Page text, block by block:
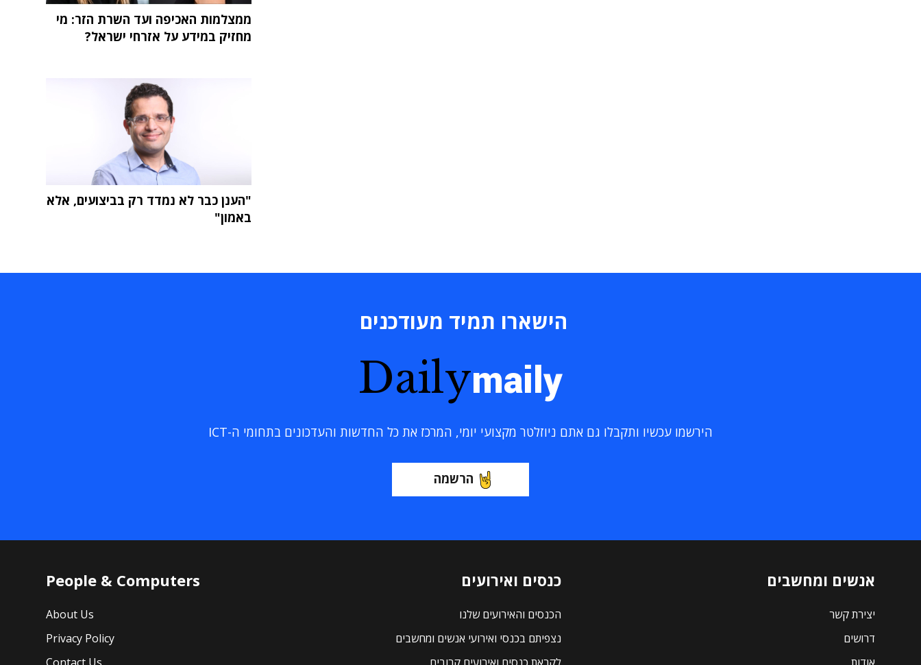
ממצלמות האכיפה ועד השרת הזר: מי
מחזיק במידע על אזרחי ישראל?
"הענן כבר לא נמדד רק בביצועים, אלא
באמון"
הישארו תמיד מעודכנים
Dailymaily
הירשמו עכשיו ותקבלו גם אתם ניוזלטר מקצועי יומי, המרכז את כל החדשות והעדכונים בתחומי ה-ICT
הרשמה
אנשים ומחשבים
יצירת קשר
דרושים
כנסים ואירועים
הכנסים והאירועים שלנו
נצפיתם בכנסי ואירועי אנשים ומחשבים
People & Computers
About Us
Privacy Policy